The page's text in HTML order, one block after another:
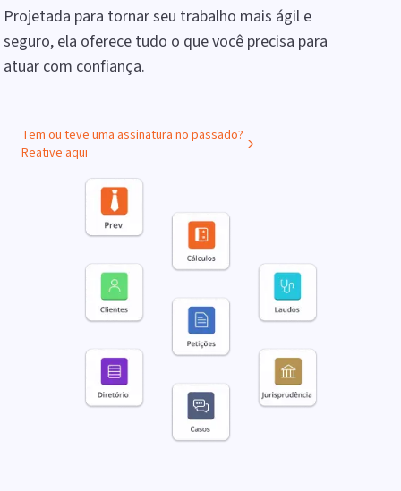
Projetada para tornar seu trabalho mais ágil e
seguro, ela oferece tudo o que você precisa para
atuar com confiança.
Tem ou teve uma assinatura no passado?
Reative aqui